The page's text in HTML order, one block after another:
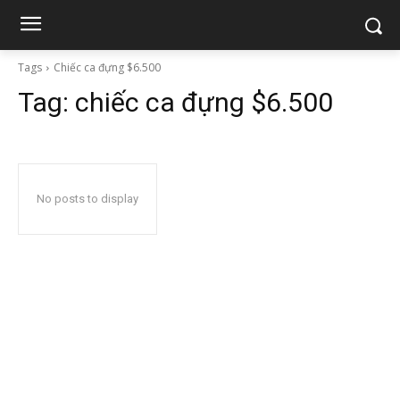
Tags Chiếc ca đựng $6.500
Tag: chiếc ca đựng $6.500
No posts to display